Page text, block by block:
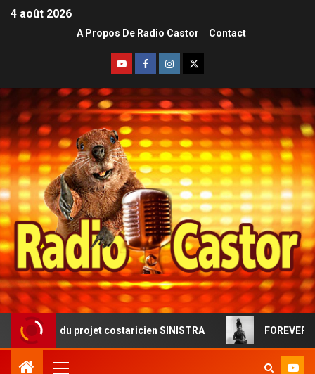
4 août 2026
A Propos De Radio Castor Contact
projet costaricien SINISTRA FOREVERMORE : la